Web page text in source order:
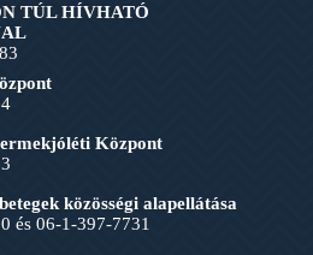
TÚL HÍVHATÓ
Központ
közösségi alapellátása
és 06-1-397-7731